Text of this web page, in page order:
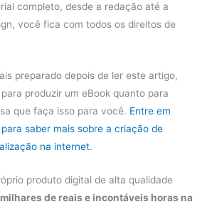
completo, desde a redação até a
você fica com todos os direitos de
preparado depois de ler este artigo,
produzir um eBook quanto para
que faça isso para você. Entre em
saber mais sobre a criação de
na internet.
produto digital de alta qualidade
de reais e incontáveis horas na